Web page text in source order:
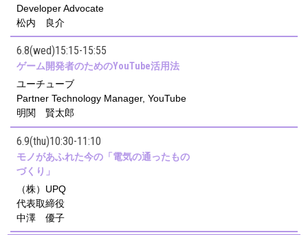
Developer Advocate
松内 良介
6.8(wed)15:15-15:55
ゲーム開発者のためのYouTube活用法
ユーチューブ
Partner Technology Manager, YouTube
明関 賢太郎
6.9(thu)10:30-11:10
モノがあふれた今の「電気の通ったもの
づくり」
（株）UPQ
代表取締役
中澤 優子